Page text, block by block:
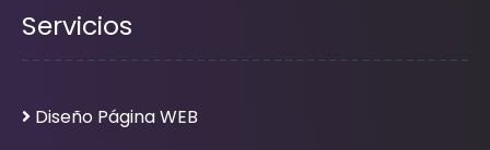
Servicios
Diseño Página WEB